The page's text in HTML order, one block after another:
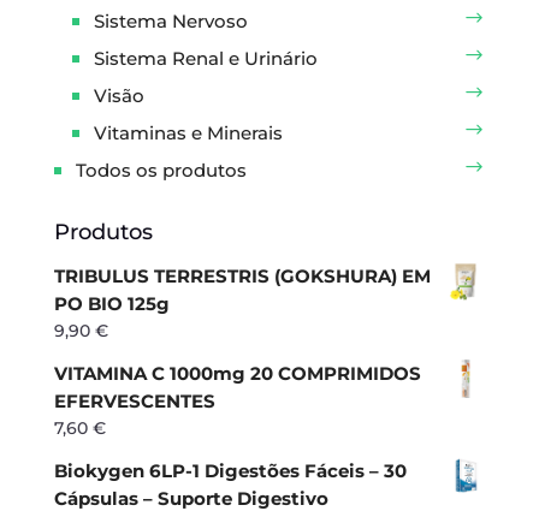
Sistema Nervoso
Sistema Renal e Urinário
Visão
Vitaminas e Minerais
Todos os produtos
Produtos
TRIBULUS TERRESTRIS (GOKSHURA) EM
PO BIO 125g
9,90 €
VITAMINA C 1000mg 20 COMPRIMIDOS
EFERVESCENTES
7,60 €
Biokygen 6LP-1 Digestões Fáceis – 30
Cápsulas – Suporte Digestivo